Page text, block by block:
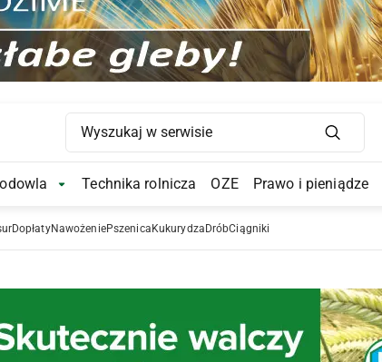
Main Navigation
Submenu
Hodowla Submenu
Technika rolnicza OZE Prawo i pieniądze
DopłatyNawożeniePszenica Kukurydza DróbCiągniki